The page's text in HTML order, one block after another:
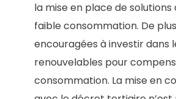
la mise en place de solutions
faible consommation. De
encouragées à investir dans
renouvelables pour
consommation. La mise en